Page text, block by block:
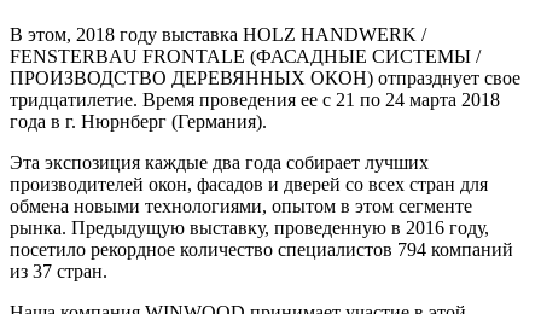
В этом, 2018 году выставка HOLZ HANDWERK /
FENSTERBAU FRONTALE (ФАСАДНЫЕ СИСТЕМЫ /
ПРОИЗВОДСТВО ДЕРЕВЯННЫХ ОКОН) отпразднует свое
тридцатилетие. Время проведения ее с 21 по 24 марта 2018
года в г. Нюрнберг (Германия).
Эта экспозиция каждые два года собирает лучших
производителей окон, фасадов и дверей со всех стран для
обмена новыми технологиями, опытом в этом сегменте
рынка. Предыдущую выставку, проведенную в 2016 году,
посетило рекордное количество специалистов 794 компаний
из 37 стран.